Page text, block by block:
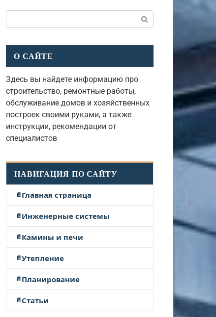
О САЙТЕ
Здесь вы найдете информацию про
строительство, ремонтные работы,
обслуживание домов и хозяйственных
построек своими руками, а также
инструкции, рекомендации от
специалистов
НАВИГАЦИЯ ПО САЙТУ
Главная страница
Инженерные системы
Камины и печи
Утепление
Планирование
Статьи